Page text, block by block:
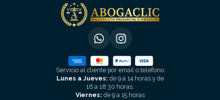
Servicio al cliente por email o teléfono
Lunes a Jueves: de 9 a 14 horas y de
16 a 18:30 horas.
Viernes: de 9 a 15 horas